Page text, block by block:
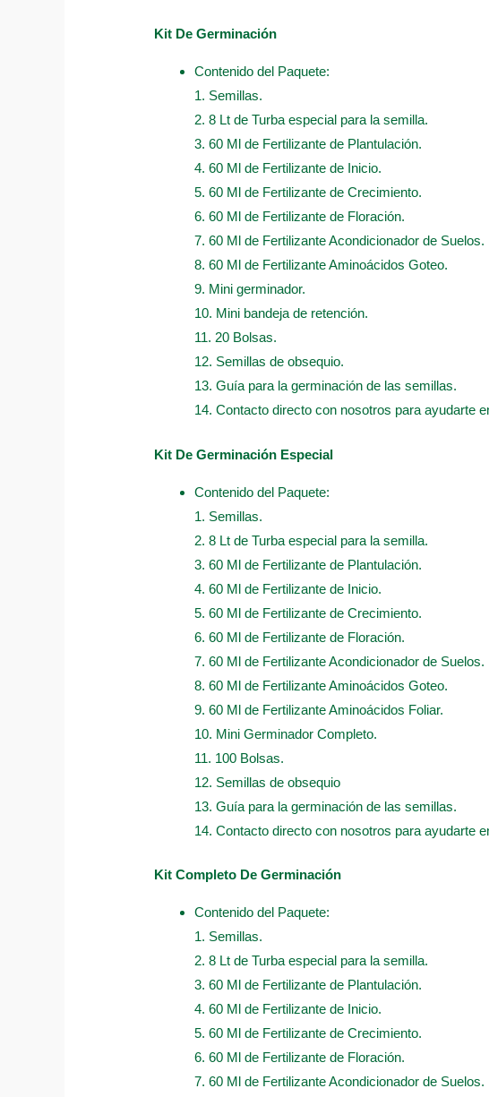
Kit De Germinación
Contenido del Paquete:
1. Semillas.
2. 8 Lt de Turba especial para la semilla.
3. 60 Ml de Fertilizante de Plantulación.
4. 60 Ml de Fertilizante de Inicio.
5. 60 Ml de Fertilizante de Crecimiento.
6. 60 Ml de Fertilizante de Floración.
7. 60 Ml de Fertilizante Acondicionador de Suelos.
8. 60 Ml de Fertilizante Aminoácidos Goteo.
9. Mini germinador.
10. Mini bandeja de retención.
11. 20 Bolsas.
12. Semillas de obsequio.
13. Guía para la germinación de las semillas.
14. Contacto directo con nosotros para ayudarte
Kit De Germinación Especial
Contenido del Paquete:
1. Semillas.
2. 8 Lt de Turba especial para la semilla.
3. 60 Ml de Fertilizante de Plantulación.
4. 60 Ml de Fertilizante de Inicio.
5. 60 Ml de Fertilizante de Crecimiento.
6. 60 Ml de Fertilizante de Floración.
7. 60 Ml de Fertilizante Acondicionador de Suelos.
8. 60 Ml de Fertilizante Aminoácidos Goteo.
9. 60 Ml de Fertilizante Aminoácidos Foliar.
10. Mini Germinador Completo.
11. 100 Bolsas.
12. Semillas de obsequio
13. Guía para la germinación de las semillas.
14. Contacto directo con nosotros para ayudarte
Kit Completo De Germinación
Contenido del Paquete:
1. Semillas.
2. 8 Lt de Turba especial para la semilla.
3. 60 Ml de Fertilizante de Plantulación.
4. 60 Ml de Fertilizante de Inicio.
5. 60 Ml de Fertilizante de Crecimiento.
6. 60 Ml de Fertilizante de Floración.
7. 60 Ml de Fertilizante Acondicionador de Suelos.